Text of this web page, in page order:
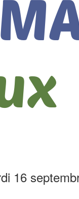
16